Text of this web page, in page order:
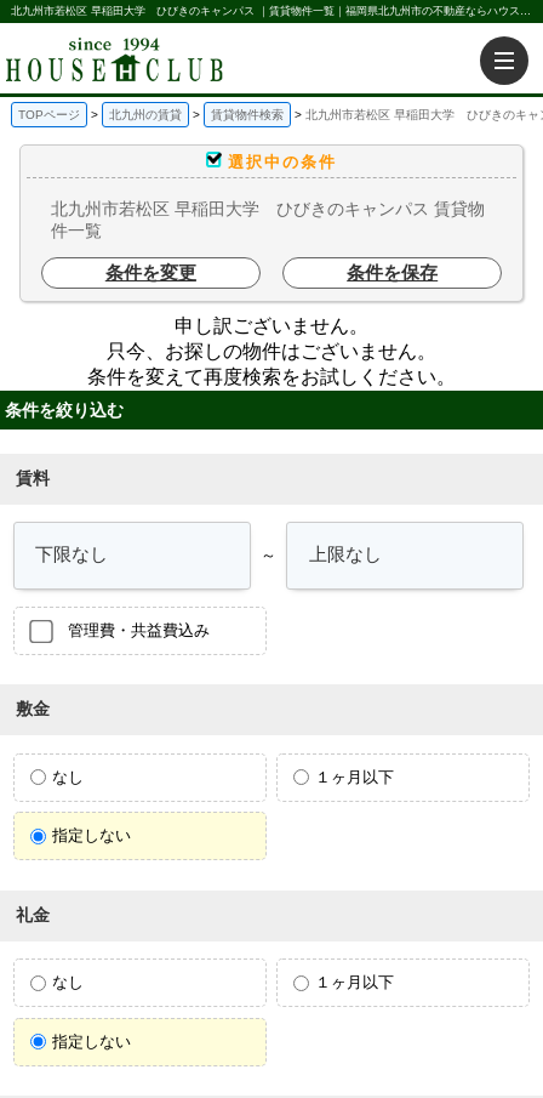
北九州市若松区 早稲田大学 ひびきのキャンパス ｜賃貸物件一覧｜福岡県北九州市の不動産ならハウス倶楽部にお任せください。北九州の賃貸・売買・不動産買取などを不動産に関することならなんでもお任せ。
TOPページ 北九州の賃貸 賃貸物件検索 北九州市若松区 早稲田大学 ひびきのキャ
選択中の条件
北九州市若松区 早稲田大学 ひびきのキャンパス 賃貸物
件一覧
条件を変更 条件を保存
申し訳ございません。
只今、お探しの物件はございません。
条件を変えて再度検索をお試しください。
条件を絞り込む
賃料
～
管理費・共益費込み
敷金
なし １ヶ月以下
指定しない
礼金
なし １ヶ月以下
指定しない